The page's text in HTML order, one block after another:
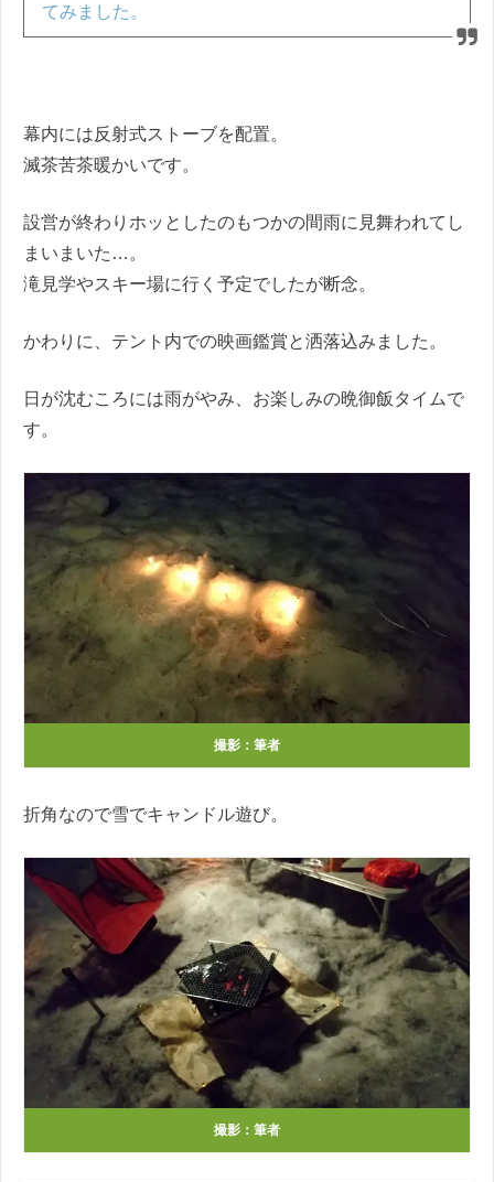
てみました。
幕内には反射式ストーブを配置。
滅茶苦茶暖かいです。
設営が終わりホッとしたのもつかの間雨に見舞われてし
まいまいた…。
滝見学やスキー場に行く予定でしたが断念。
かわりに、テント内での映画鑑賞と洒落込みました。
日が沈むころには雨がやみ、お楽しみの晩御飯タイムで
す。
撮影：筆者
折角なので雪でキャンドル遊び。
撮影：筆者